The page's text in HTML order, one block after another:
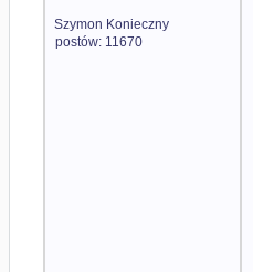
Szymon Konieczny
postów: 11670